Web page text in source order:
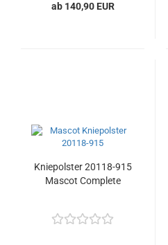
ab 140,90 EUR
Kniepolster 20118-915
Mascot Complete